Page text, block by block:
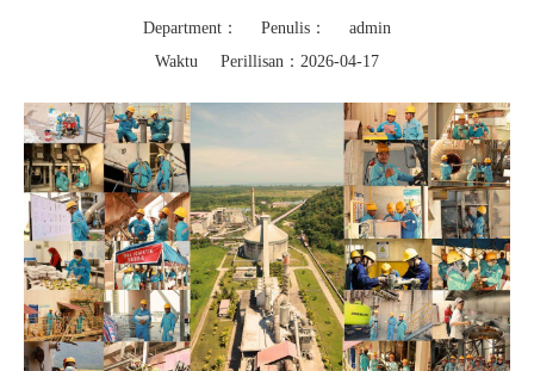
Department： Penulis： admin
Waktu Perillisan：2026-04-17